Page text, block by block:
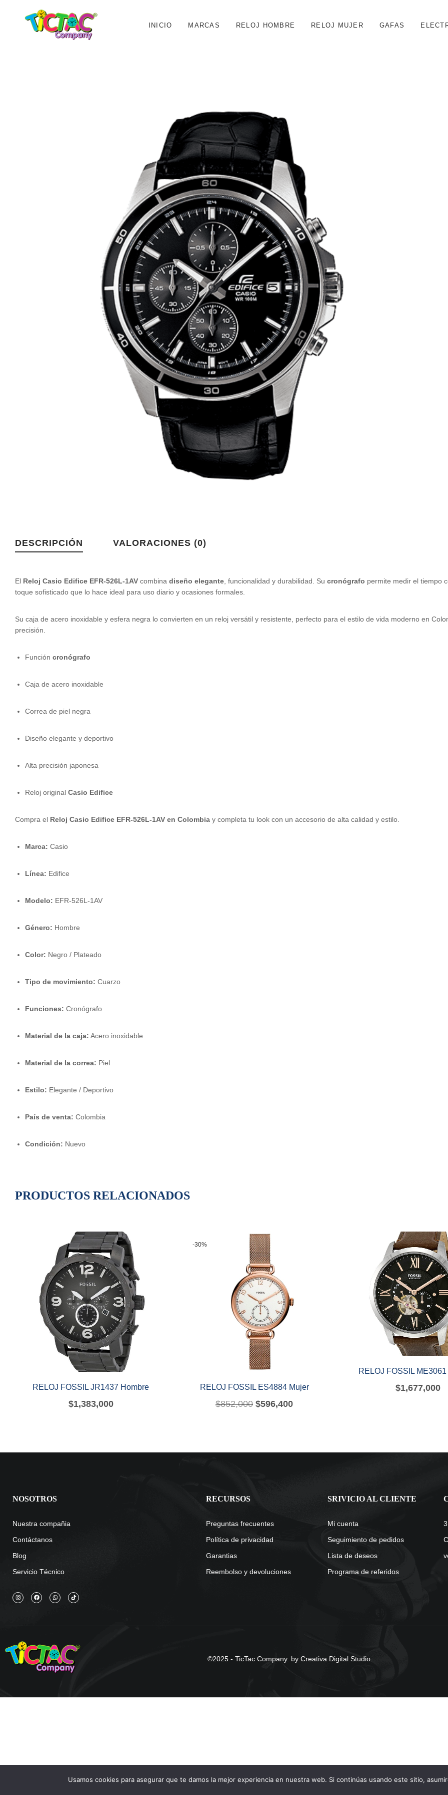
INICIO MARCAS RELOJ HOMBRE RELOJ MUJER GAFAS
DESCRIPCIÓN VALORACIONES (0)
El Reloj Casio Edifice EFR-526L-1AV combina diseño elegante , funcionalidad y durabilidad. Su cronógrafo permite medir el tiempo
toque sofisticado que lo hace ideal para uso diario y ocasiones formales.
Su caja de acero inoxidable y esfera negra lo convierten en un reloj versátil y resistente, perfecto para el estilo de vida moderno en
precisión.
Función cronógrafo
Caja de acero inoxidable
Correa de piel negra
Diseño elegante y deportivo
Alta precisión japonesa
Reloj original Casio Edifice
Compra el Reloj Casio Edifice EFR-526L-1AV en Colombia y completa tu look con un accesorio de alta calidad y estilo.
Marca: Casio
Línea: Edifice
Modelo: EFR-526L-1AV
Género: Hombre
Color: Negro / Plateado
Tipo de movimiento: Cuarzo
Funciones: Cronógrafo
Material de la caja: Acero inoxidable
Material de la correa: Piel
Estilo: Elegante / Deportivo
País de venta: Colombia
Condición: Nuevo
PRODUCTOS RELACIONADOS
RELOJ FOSSIL JR1437 Hombre
$1,383,000
-30%
RELOJ FOSSIL ES4884 Mujer
$852,000 $596,400
RELOJ FOSSIL
$1,677,000
NOSOTROS
Nuestra compañia
Contáctanos
Blog
Servicio Técnico
RECURSOS
Preguntas frecuentes
Política de privacidad
Garantias
Reembolso y devoluciones
SRIVICIO AL CLIENTE
Mi cuenta
Seguimiento de pedidos
Lista de deseos
Programa de referidos
©2025 - TicTac Company. by Creativa Digital Studio.
Usamos cookies para asegurar que te damos la mejor experiencia en nuestra web. Si continúas usando este sitio,